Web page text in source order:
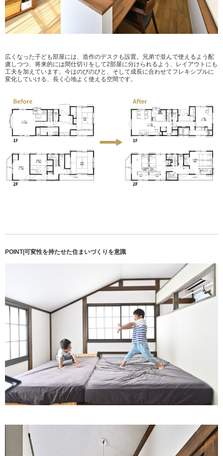
広くなった子ども部屋には、造作のデスクも設置。兄弟で並んで使えるよう配
慮しつつ、将来的には間仕切りをして2部屋に分けられるよう、レイアウトにも
工夫を加えています。今はのびのびと、そして成長に合わせてフレキシブルに
変化していける、長く心地よく使える空間です。
POINT|可変性を持たせた住まいづくりを意識